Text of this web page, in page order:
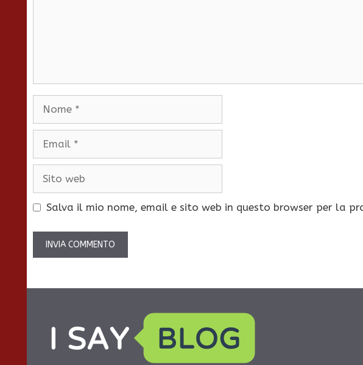
Nome
Email
Sito
Salva il mio nome, email e sito web in questo browser per la